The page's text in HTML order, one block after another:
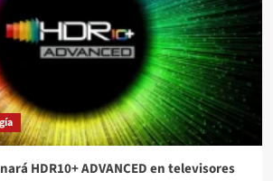
HDR10+ ADVANCED en televisores